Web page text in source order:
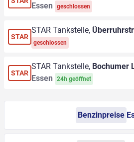
Essen
geschlossen
STAR
STAR Tankstelle,
geschlossen
STAR
STAR Tankstelle, Bochumer
Essen
24h geöffnet
Benzinpreise